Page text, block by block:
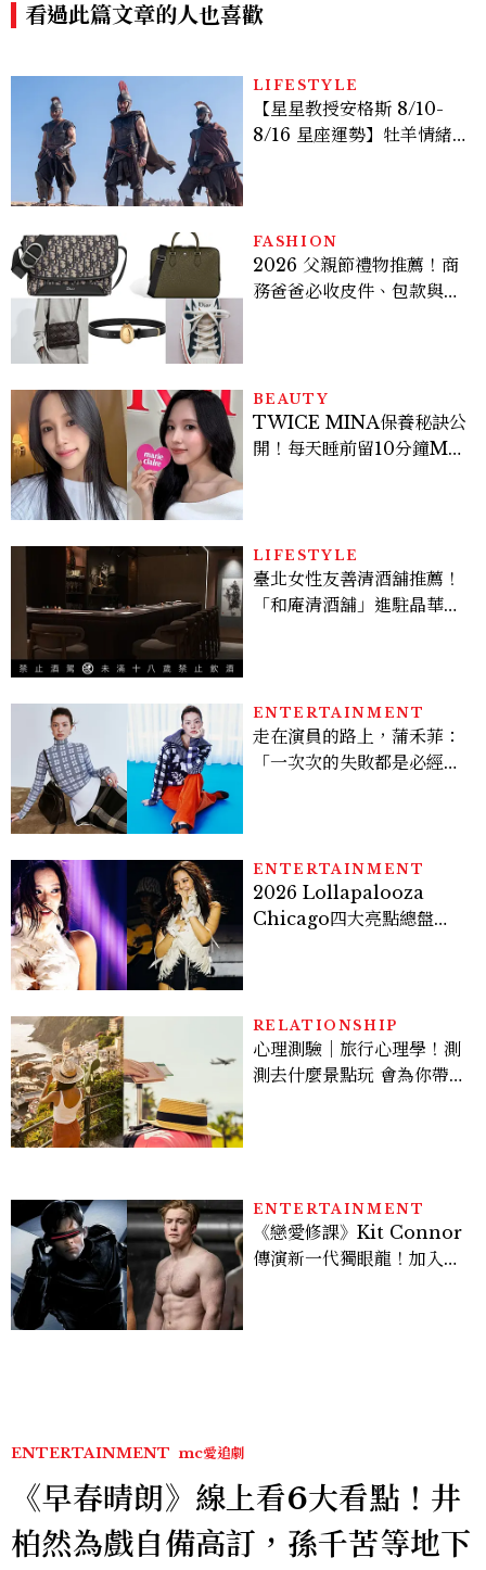
看過此篇文章的人也喜歡
LIFESTYLE
【星星教授安格斯 8/10-
8/16 星座運勢】牡羊情緒
FASHION
2026 父親節禮物推薦！商
務爸爸必收皮件、包款與鞋
BEAUTY
TWICE MINA保養秘訣公
開！每天睡前留10分鐘ME
LIFESTYLE
臺北女性友善清酒舖推薦！
「和庵清酒舖」進駐晶華酒
ENTERTAINMENT
走在演員的路上，蒲禾菲：
「一次次的失敗都是必經過
ENTERTAINMENT
2026 Lollapalooza
Chicago四大亮點總盤
RELATIONSHIP
心理測驗｜旅行心理學！測
測去什麼景點玩 會為你帶來
ENTERTAINMENT
《戀愛修課》Kit Connor
傳演新一代獨眼龍！加入新
ENTERTAINMENT mc愛追劇
《早春晴朗》線上看6大看點！井
柏然為戲自備高訂，孫千苦等地下